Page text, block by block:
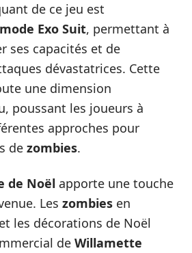
de ce jeu est
mode Exo Suit, permettant à
ses capacités et de
dévastatrices. Cette
une dimension
poussant les joueurs à
approches pour
de zombies.
de Noël apporte une touche
Les zombies en
les décorations de Noël
de Willamette